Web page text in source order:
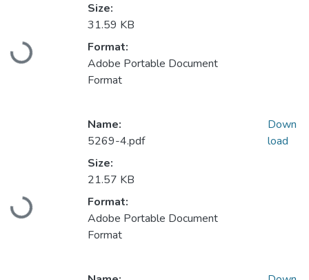
Loading...
Size:
31.59 KB
Format:
Adobe Portable Document
Format
Loading...
Name:
5269-4.pdf
Size:
21.57 KB
Format:
Adobe Portable Document
Format
Down
load